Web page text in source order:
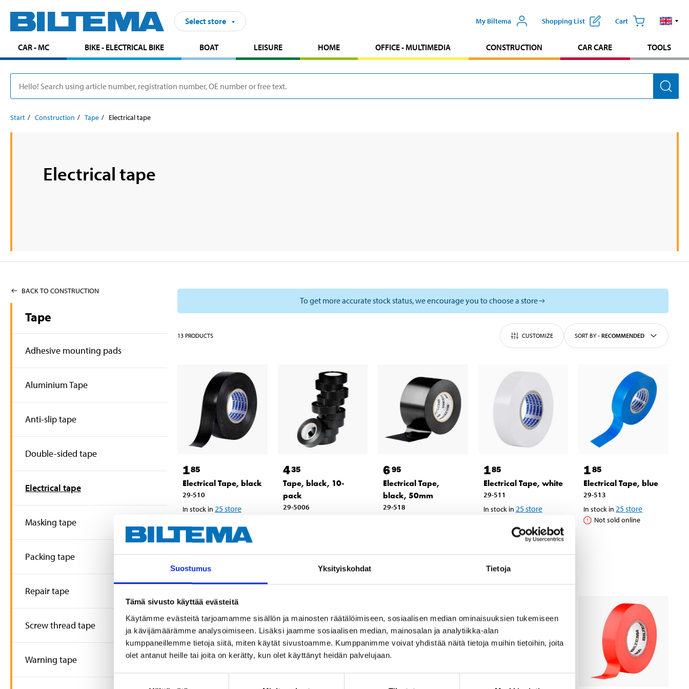
Suostumus Yksityiskohdat Tietoja
Tämä sivusto käyttää evästeitä
Käytämme evästeitä tarjoamamme sisällön ja mainosten räätälöimiseen, sosiaalisen median ominaisuuksien tukemiseen
ja kävijämäärämme analysoimiseen. Lisäksi jaamme sosiaalisen median, mainosalan ja analytiikka-alan
kumppaneillemme tietoja siitä, miten käytät sivustoamme. Kumppanimme voivat yhdistää näitä tietoja muihin tietoihin, joita
olet antanut heille tai joita on kerätty, kun olet käyttänyt heidän palvelujaan.
Select store My Biltema Shopping List Cart
CAR - MC BIKE - ELECTRICAL BIKE BOAT LEISURE HOME OFFICE - MULTIMEDIA CONSTRUCTION CAR CARE TOOLS
Start Construction Tape Electrical tape
Electrical tape
BACK TO CONSTRUCTION
Tape
Adhesive mounting pads
Aluminium Tape
Anti-slip tape
Double-sided tape
Electrical tape
Masking tape
Packing tape
Repair tape
Screw thread tape
Warning tape
To get more accurate stock status, we encourage you to choose a store
13 PRODUCTS CUSTOMIZE SORT BY- RECOMMENDED
185
Electrical Tape, black
29-510
In stock in 25store
435
Tape, black, 10-
pack
29-5006
695
Electrical Tape,
black, 50mm
29-518
185
Electrical Tape, white
29-511
In stock in 25store
185
Electrical Tape, blue
29-513
In stock in 25store
Not sold online